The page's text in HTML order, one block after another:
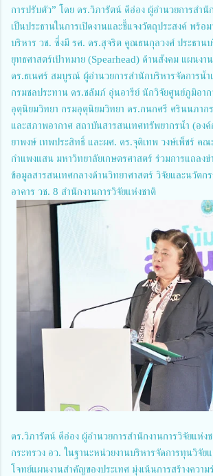
การปรับตัว” โดย ดร.วิภารัตน์ ดีอ่อง ผู้อำนวยการสำนั
เป็นประธานในการเปิดงานและชี้แจงวัตถุประสงค์ พร้
บริหาร วช. ซึ่งมี รศ. ดร.สุจริต คูณธนกุลวงศ์ ประธาน
ยุทธศาสตร์เป้าหมาย (Spearhead) ด้านสังคม แผนงา
ดร.ธเนศร์ สมบูรณ์ ผู้อำนวยการสำนักบริหารจัดการน้
กรมชลประทาน ดร.ชลัมภ์ อุ่นอารีย์ นักวิจัยศูนย์ภูมิอา
อุตุนิยมวิทยา กรมอุตุนิยมวิทยา ดร.กนกศรี ศรินนภาก
และสภาพอากาศ สถาบันสารสนเทศทรัพยากรน้ำ (อง
ยาพงษ์ เทพประสิทธิ์ และผศ. ดร.จุติเทพ วงษ์เพ็ชร์ คณ
กำแพงแสน มหาวิทยาลัยเกษตรศาสตร์ ร่วมการแถลง
ข้อมูลสารสนเทศกลางด้านวิทยาศาสตร์ วิจัยและนวัตก
อาคาร วช. 8 สำนักงานการวิจัยแห่งชาติ
ดร.วิภารัตน์ ดีอ่อง ผู้อำนวยการสำนักงานการวิจัยแห่ง
กระทรวง อว. ในฐานะหน่วยงานบริหารจัดการทุนวิจัย
โจทย์แผนงานสำคัญของประเทศ มุ่งเน้นการสร้างความ